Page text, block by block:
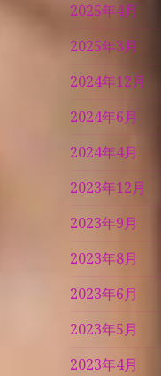
2025年4月
2025年3月
2024年12月
2024年6月
2024年4月
2023年12月
2023年9月
2023年8月
2023年6月
2023年5月
2023年4月